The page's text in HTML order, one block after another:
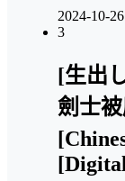
2024-10-
3
[生出
劍士